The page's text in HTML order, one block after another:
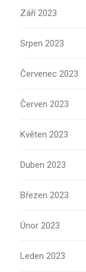
Září 2023
Srpen 2023
Červenec 2023
Červen 2023
Květen 2023
Duben 2023
Březen 2023
Únor 2023
Leden 2023